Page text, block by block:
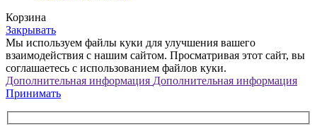
Корзина
Закрывать
Мы используем файлы куки для улучшения вашего
взаимодействия с нашим сайтом. Просматривая этот сайт, вы
соглашаетесь с использованием файлов куки.
Дополнительная информация Дополнительная информация
Принимать